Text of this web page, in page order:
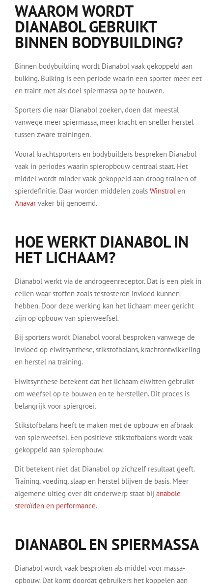
WAAROM WORDT
DIANABOL GEBRUIKT
BINNEN BODYBUILDING?
Binnen bodybuilding wordt Dianabol vaak gekoppeld aan
bulking. Bulking is een periode waarin een sporter meer eet
en traint met als doel spiermassa op te bouwen.
Sporters die naar Dianabol zoeken, doen dat meestal
vanwege meer spiermassa, meer kracht en sneller herstel
tussen zware trainingen.
Vooral krachtsporters en bodybuilders bespreken Dianabol
vaak in periodes waarin spieropbouw centraal staat. Het
middel wordt minder vaak gekoppeld aan droog trainen of
spierdefinitie. Daar worden middelen zoals Winstrol en
Anavar vaker bij genoemd.
HOE WERKT DIANABOL IN
HET LICHAAM?
Dianabol werkt via de androgeenreceptor. Dat is een plek in
cellen waar stoffen zoals testosteron invloed kunnen
hebben. Door deze werking kan het lichaam meer gericht
zijn op opbouw van spierweefsel.
Bij sporters wordt Dianabol vooral besproken vanwege de
invloed op eiwitsynthese, stikstofbalans, krachtontwikkeling
en herstel na training.
Eiwitsynthese betekent dat het lichaam eiwitten gebruikt
om weefsel op te bouwen en te herstellen. Dit proces is
belangrijk voor spiergroei.
Stikstofbalans heeft te maken met de opbouw en afbraak
van spierweefsel. Een positieve stikstofbalans wordt vaak
gekoppeld aan spieropbouw.
Dit betekent niet dat Dianabol op zichzelf resultaat geeft.
Training, voeding, slaap en herstel blijven de basis. Meer
algemene uitleg over dit onderwerp staat bij anabole
steroïden en performance.
DIANABOL EN SPIERMASSA
Dianabol wordt vaak besproken als middel voor massa-
opbouw. Dat komt doordat gebruikers het koppelen aan